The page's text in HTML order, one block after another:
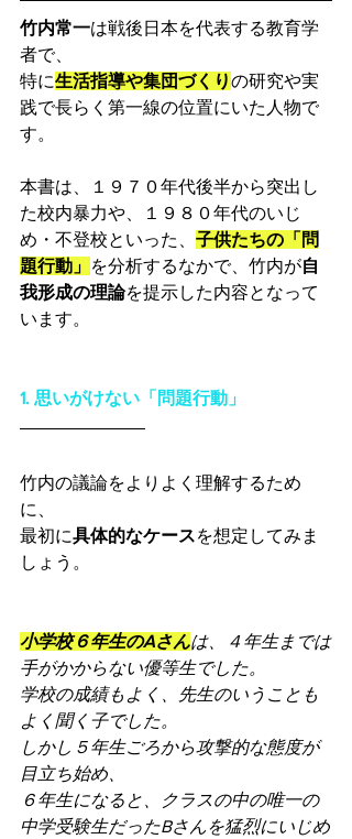
竹内常一は戦後日本を代表する教育学
者で、
特に生活指導や集団づくりの研究や実
践で長らく第一線の位置にいた人物で
す。
本書は、１９７０年代後半から突出し
た校内暴力や、１９８０年代のいじ
め・不登校といった、 子供たちの「問
題行動」 を分析するなかで、竹内が自
我形成の理論を提示した内容となって
います。
1. 思いがけない「問題行動」
竹内の議論をよりよく理解するため
に、
最初に具体的なケースを想定してみま
しょう。
小学校６年生のAさんは、４年生までは
手がかからない優等生でした。
学校の成績もよく、先生のいうことも
よく聞く子でした。
しかし５年生ごろから攻撃的な態度が
目立ち始め、
６年生になると、クラスの中の唯一の
中学受験生だったBさんを猛烈にいじめ